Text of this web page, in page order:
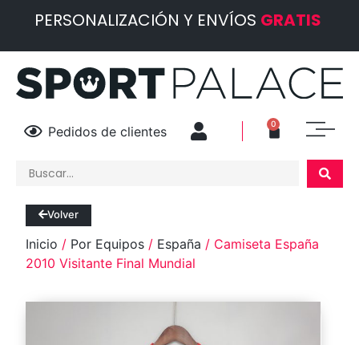
PERSONALIZACIÓN Y ENVÍOS GRATIS
Pedidos de clientes 0
Volver
Inicio / Por Equipos / España / Camiseta España
2010 Visitante Final Mundial